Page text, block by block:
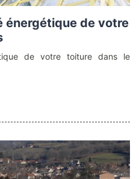
de votre
de votre toiture dans le